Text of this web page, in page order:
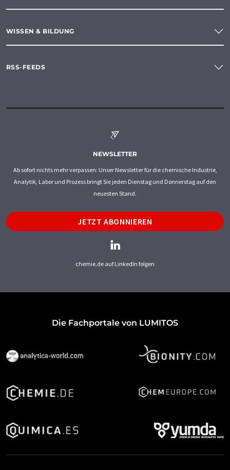
WISSEN & BILDUNG
RSS-FEEDS
NEWSLETTER
Ab sofort nichts mehr verpassen: Unser Newsletter für die chemische Industrie,
Analytik, Labor und Prozess bringt Sie jeden Dienstag und Donnerstag auf den
neuesten Stand.
JETZT ABONNIEREN
chemie.de auf LinkedIn folgen
Die Fachportale von LUMITOS